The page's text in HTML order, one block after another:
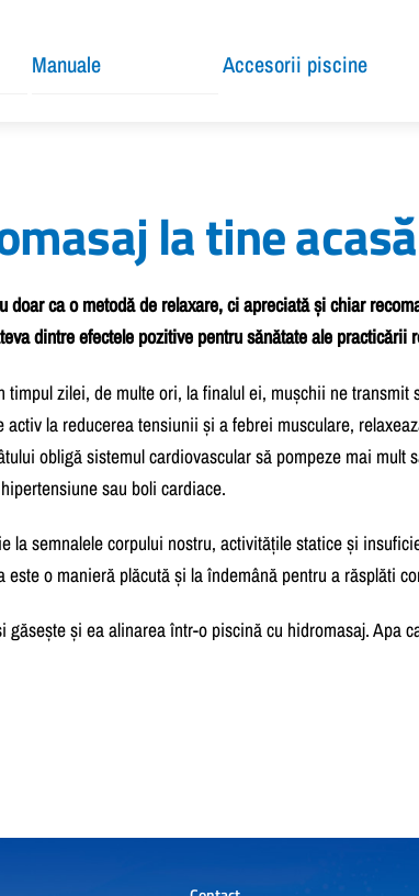
Manuale Accesorii piscine
la tine acasă
ca o metodă de relaxare, ci apreciată și chiar
dintre efectele pozitive pentru sănătate ale practicării
zilei, de multe ori, la finalul ei, mușchii ne transmit
la reducerea tensiunii și a febrei musculare,
obligă sistemul cardiovascular să pompeze mai mult
sau boli cardiace.
semnalele corpului nostru, activitățile statice și
o manieră plăcută și la îndemână pentru a răsplăti
și ea alinarea într-o piscină cu hidromasaj. Apa